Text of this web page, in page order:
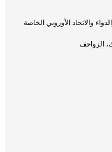
والاتحاد الأوروبي الخاصة
الزواحف